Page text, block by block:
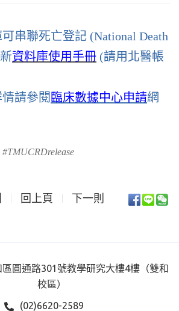
串聯死亡登記 (National Death
資料庫使用手冊 (請用北醫帳
請參閱 臨床數據中心申請網
回上頁 下一則
圓通路301號教學研究大樓4樓（雙和
校區）
(02)6620-2589